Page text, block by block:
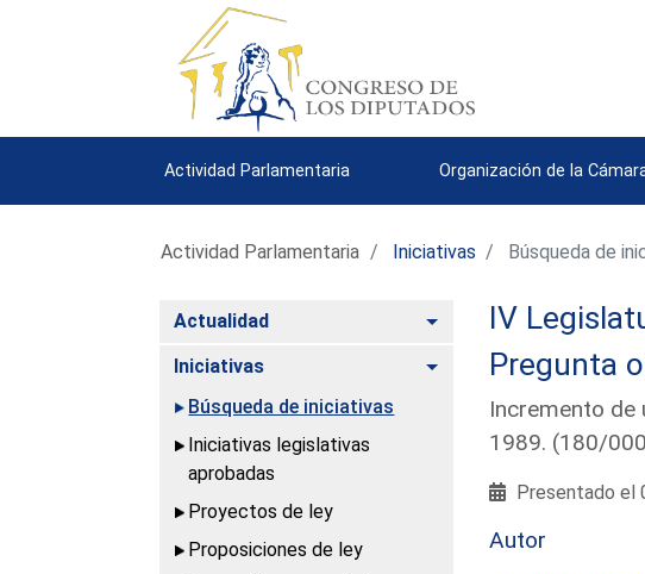
Actividad Parlamentaria Organización de la
Actividad Parlamentaria Iniciativas Búsqueda de
Actualidad Alternar
Iniciativas
Alternar
Búsqueda de iniciativas
Iniciativas legislativas
aprobadas
Proyectos de ley
Proposiciones de ley
IV
Pregunta
Incremento de
1989. (180/
Presentado el
Autor